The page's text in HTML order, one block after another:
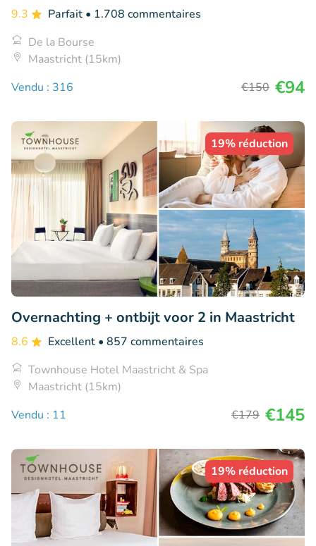
9.3 Parfait • 1.708 commentaires
De la Bourse
Maastricht (15km)
Vendu : 316
€150 €94
19% réduction
Overnachting + ontbijt voor 2 in Maastricht
8.6 Excellent • 857 commentaires
Townhouse Hotel Maastricht & Spa
Maastricht (15km)
Vendu : 11
€179 €145
19% réduction